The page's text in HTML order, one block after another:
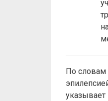
По словам
указывает